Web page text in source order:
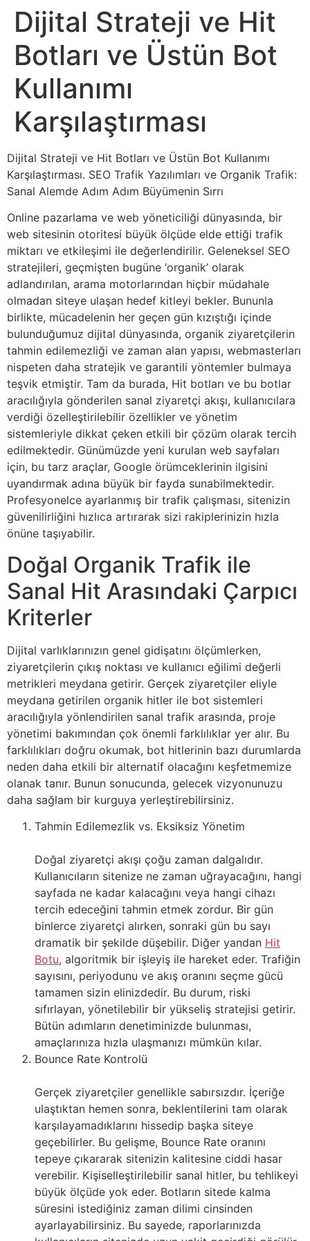
Dijital Strateji ve Hit
Botları ve Üstün Bot
Kullanımı
Karşılaştırması
Dijital Strateji ve Hit Botları ve Üstün Bot Kullanımı
Karşılaştırması. SEO Trafik Yazılımları ve Organik Trafik:
Sanal Alemde Adım Adım Büyümenin Sırrı
Online pazarlama ve web yöneticiliği dünyasında, bir
web sitesinin otoritesi büyük ölçüde elde ettiği trafik
miktarı ve etkileşimi ile değerlendirilir. Geleneksel SEO
stratejileri, geçmişten bugüne ‘organik’ olarak
adlandırılan, arama motorlarından hiçbir müdahale
olmadan siteye ulaşan hedef kitleyi bekler. Bununla
birlikte, mücadelenin her geçen gün kızıştığı içinde
bulunduğumuz dijital dünyasında, organik ziyaretçilerin
tahmin edilemezliği ve zaman alan yapısı, webmasterları
nispeten daha stratejik ve garantili yöntemler bulmaya
teşvik etmiştir. Tam da burada, Hit botları ve bu botlar
aracılığıyla gönderilen sanal ziyaretçi akışı, kullanıcılara
verdiği özelleştirilebilir özellikler ve yönetim
sistemleriyle dikkat çeken etkili bir çözüm olarak tercih
edilmektedir. Günümüzde yeni kurulan web sayfaları
için, bu tarz araçlar, Google örümceklerinin ilgisini
uyandırmak adına büyük bir fayda sunabilmektedir.
Profesyonelce ayarlanmış bir trafik çalışması, sitenizin
güvenilirliğini hızlıca artırarak sizi rakiplerinizin hızla
önüne taşıyabilir.
Doğal Organik Trafik ile
Sanal Hit Arasındaki Çarpıcı
Kriterler
Dijital varlıklarınızın genel gidişatını ölçümlerken,
ziyaretçilerin çıkış noktası ve kullanıcı eğilimi değerli
metrikleri meydana getirir. Gerçek ziyaretçiler eliyle
meydana getirilen organik hitler ile bot sistemleri
aracılığıyla yönlendirilen sanal trafik arasında, proje
yönetimi bakımından çok önemli farklılıklar yer alır. Bu
farklılıkları doğru okumak, bot hitlerinin bazı durumlarda
neden daha etkili bir alternatif olacağını keşfetmemize
olanak tanır. Bunun sonucunda, gelecek vizyonunuzu
daha sağlam bir kurguya yerleştirebilirsiniz.
Tahmin Edilemezlik vs. Eksiksiz Yönetim
Doğal ziyaretçi akışı çoğu zaman dalgalıdır.
Kullanıcıların sitenize ne zaman uğrayacağını, hangi
sayfada ne kadar kalacağını veya hangi cihazı
tercih edeceğini tahmin etmek zordur. Bir gün
binlerce ziyaretçi alırken, sonraki gün bu sayı
dramatik bir şekilde düşebilir. Diğer yandan Hit
Botu, algoritmik bir işleyiş ile hareket eder. Trafiğin
sayısını, periyodunu ve akış oranını seçme gücü
tamamen sizin elinizdedir. Bu durum, riski
sıfırlayan, yönetilebilir bir yükseliş stratejisi getirir.
Bütün adımların denetiminizde bulunması,
amaçlarınıza hızla ulaşmanızı mümkün kılar.
Bounce Rate Kontrolü
Gerçek ziyaretçiler genellikle sabırsızdır. İçeriğe
ulaştıktan hemen sonra, beklentilerini tam olarak
karşılayamadıklarını hissedip başka siteye
geçebilirler. Bu gelişme, Bounce Rate oranını
tepeye çıkararak sitenizin kalitesine ciddi hasar
verebilir. Kişiselleştirilebilir sanal hitler, bu tehlikeyi
büyük ölçüde yok eder. Botların sitede kalma
süresini istediğiniz zaman dilimi cinsinden
ayarlayabilirsiniz. Bu sayede, raporlarınızda